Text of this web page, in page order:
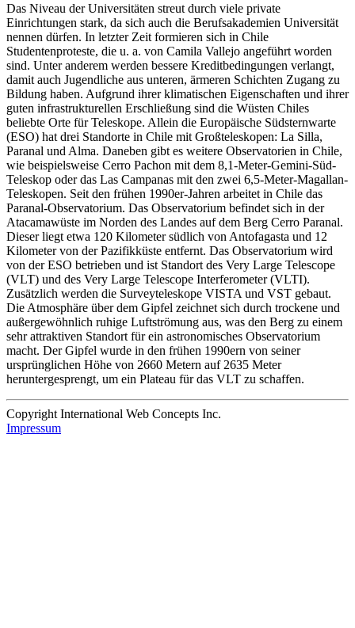
Das Niveau der Universitäten streut durch viele private
Einrichtungen stark, da sich auch die Berufsakademien Universität
nennen dürfen. In letzter Zeit formieren sich in Chile
Studentenproteste, die u. a. von Camila Vallejo angeführt worden
sind. Unter anderem werden bessere Kreditbedingungen verlangt,
damit auch Jugendliche aus unteren, ärmeren Schichten Zugang zu
Bildung haben. Aufgrund ihrer klimatischen Eigenschaften und ihrer
guten infrastrukturellen Erschließung sind die Wüsten Chiles
beliebte Orte für Teleskope. Allein die Europäische Südsternwarte
(ESO) hat drei Standorte in Chile mit Großteleskopen: La Silla,
Paranal und Alma. Daneben gibt es weitere Observatorien in Chile,
wie beispielsweise Cerro Pachon mit dem 8,1-Meter-Gemini-Süd-
Teleskop oder das Las Campanas mit den zwei 6,5-Meter-Magallan-
Teleskopen. Seit den frühen 1990er-Jahren arbeitet in Chile das
Paranal-Observatorium. Das Observatorium befindet sich in der
Atacamawüste im Norden des Landes auf dem Berg Cerro Paranal.
Dieser liegt etwa 120 Kilometer südlich von Antofagasta und 12
Kilometer von der Pazifikküste entfernt. Das Observatorium wird
von der ESO betrieben und ist Standort des Very Large Telescope
(VLT) und des Very Large Telescope Interferometer (VLTI).
Zusätzlich werden die Surveyteleskope VISTA und VST gebaut.
Die Atmosphäre über dem Gipfel zeichnet sich durch trockene und
außergewöhnlich ruhige Luftströmung aus, was den Berg zu einem
sehr attraktiven Standort für ein astronomisches Observatorium
macht. Der Gipfel wurde in den frühen 1990ern von seiner
ursprünglichen Höhe von 2660 Metern auf 2635 Meter
heruntergesprengt, um ein Plateau für das VLT zu schaffen.
Copyright International Web Concepts Inc.
Impressum